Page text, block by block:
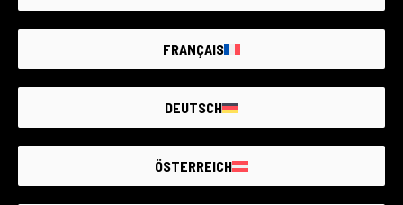
580€
Otros artículos
FRANÇAIS
DEUTSCH
ÖSTERREICH